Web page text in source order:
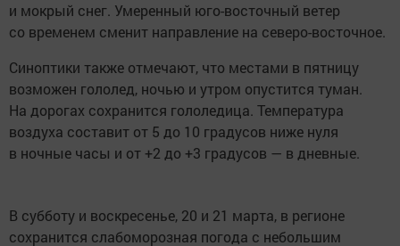
и мокрый снег. Умеренный юго-восточный ветер
со временем сменит направление на северо-восточное.
Синоптики также отмечают, что местами в пятницу
возможен гололед, ночью и утром опустится туман.
На дорогах сохранится гололедица. Температура
воздуха составит от 5 до 10 градусов ниже нуля
в ночные часы и от +2 до +3 градусов — в дневные.
В субботу и воскресенье, 20 и 21 марта, в регионе
сохранится слабоморозная погода с небольшим